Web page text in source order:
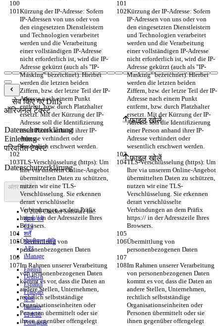
Kürzung der IP-Adresse: Sofern
IP-Adressen von uns oder von
den eingesetzten Dienstleistern
und Technologien verarbeitet
werden und die Verarbeitung
einer vollständigen IP-Adresse
nicht erforderlich ist, wird die IP-
Adresse gekürzt (auch als "IP-
Masking" bezeichnet). Hierbei
werden die letzten beiden
Ziffern, bzw. der letzte Teil der IP-
Adresse nach einem Punkt
entfernt, bzw. durch Platzhalter
ersetzt. Mit der Kürzung der IP-
Adresse soll die Identifizierung
einer Person anhand ihrer IP-
Adresse verhindert oder
wesentlich erschwert werden.
Kürzung der IP-Adresse: Sofern
IP-Adressen von uns oder von
den eingesetzten Dienstleistern
und Technologien verarbeitet
werden und die Verarbeitung
einer vollständigen IP-Adresse
nicht erforderlich ist, wird die IP-
Adresse gekürzt (auch als "IP-
Masking" bezeichnet). Hierbei
werden die letzten beiden
Ziffern, bzw. der letzte Teil der IP-
Adresse nach einem Punkt
entfernt, bzw. durch Platzhalter
ersetzt. Mit der Kürzung der IP-
Adresse soll die Identifizierung
einer Person anhand ihrer IP-
Adresse verhindert oder
wesentlich erschwert werden.
TLS-Verschlüsselung (https): Um
Ihre via unserem Online-Angebot
übermittelten Daten zu schützen,
nutzen wir eine TLS-
Verschlüsselung. Sie erkennen
derart verschlüsselte
Verbindungen an dem Präfix
https:// in der Adresszeile Ihres
Browsers.
TLS-Verschlüsselung (https): Um
Ihre via unserem Online-Angebot
übermittelten Daten zu schützen,
nutzen wir eine TLS-
Verschlüsselung. Sie erkennen
derart verschlüsselte
Verbindungen an dem Präfix
https:// in der Adresszeile Ihres
Browsers.
Übermittlung von
personenbezogenen Daten
Übermittlung von
personenbezogenen Daten
Im Rahmen unserer Verarbeitung
von personenbezogenen Daten
kommt es vor, dass die Daten an
andere Stellen, Unternehmen,
rechtlich selbstständige
Organisationseinheiten oder
Personen übermittelt oder sie
ihnen gegenüber offengelegt
Im Rahmen unserer Verarbeitung
von personenbezogenen Daten
kommt es vor, dass die Daten an
andere Stellen, Unternehmen,
rechtlich selbstständige
Organisationseinheiten oder
Personen übermittelt oder sie
ihnen gegenüber offengelegt
सेव किए गए Diffs
ऑरिजनल टेक्स्ट
फ़ाइल खोलें
परिवर्तित टेक्स्ट
फ़ाइल खोलें
अंतर खोजें
© 2026 Checker Software Inc.
संपर्क करें
CLI
शर्तें
गोपनीयता नीति
API
iManage
English
Deutsch
Español
Français
हिन्दी
Italiano
日本語
Português